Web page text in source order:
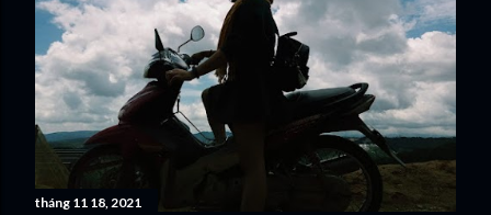
tháng 11 18, 2021